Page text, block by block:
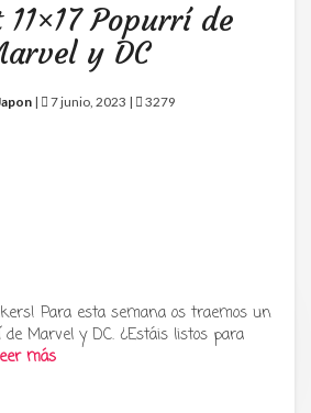
y podcast sobre manga,
y cultura japonesa ツ
11×17 Popurrí de
y DC
| 7 junio, 2023 | 3279
Para esta semana os traemos un
de Marvel y DC. ¿Estáis listos para
más